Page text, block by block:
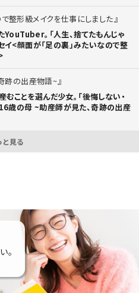
整形級メイクを仕事にしました
YouTuber。「人生、捨てたもんじゃ
イ<顔面が「足の裏」みたいなので整
跡の出産物語~
むことを選んだ少女。「後悔しない・
歳の母 ~助産師が見た、奇跡の出産
と見る
。